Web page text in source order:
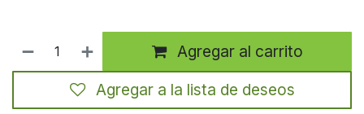
Agregar al carrito
Agregar a la lista de deseos